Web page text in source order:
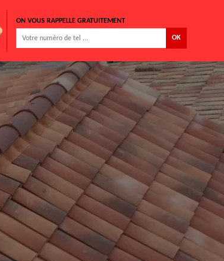
ON VOUS RAPPELLE GRATUITEMENT